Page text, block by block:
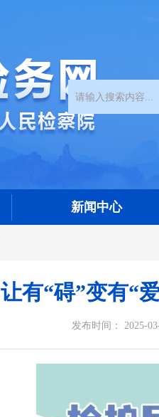
新闻中心
让有“碍”变有“
发布时间： 2025-